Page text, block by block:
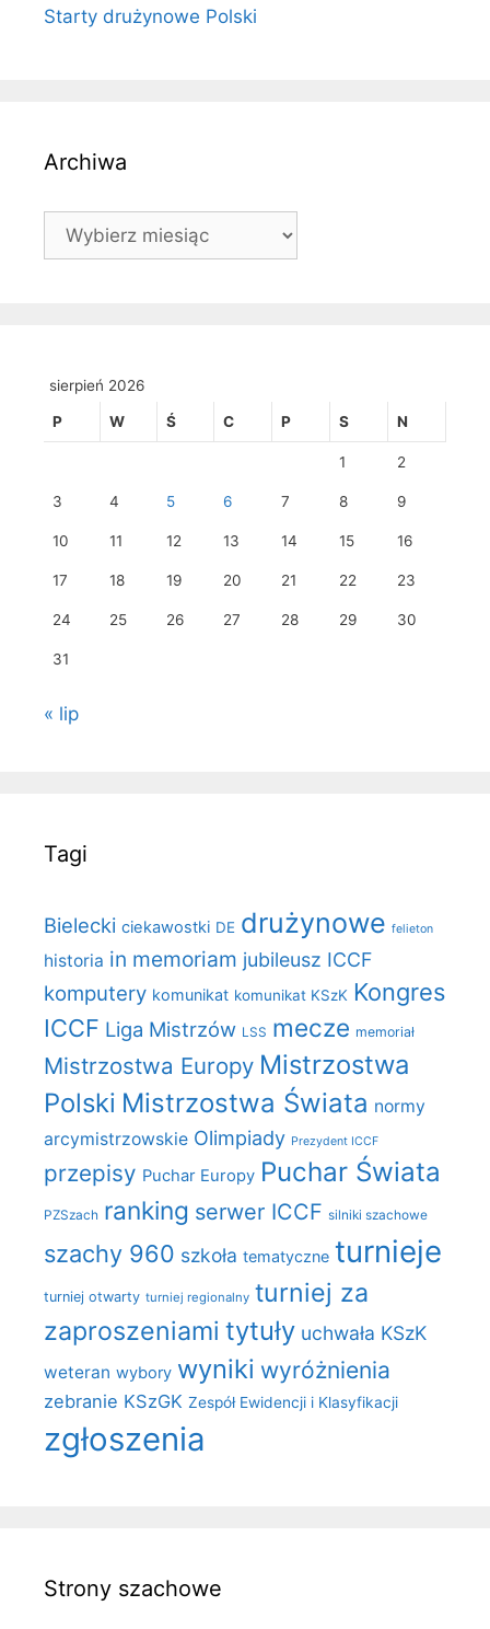
Starty drużynowe Polski
Archiwa
Archiwa
sierpień 2026
P W Ś C P S N
1 2
3 4 5 6 7 8 9
10 11 12 13 14 15 16
17 18 19 20 21 22 23
24 25 26 27 28 29 30
31
« lip
Tagi
Bielecki ciekawostki DE drużynowe felieton
historia in memoriam jubileusz ICCF
komputery komunikat komunikat KSzK Kongres
ICCF Liga Mistrzów LSS mecze memoriał
Mistrzostwa Europy Mistrzostwa
Polski Mistrzostwa Świata normy
arcymistrzowskie Olimpiady Prezydent ICCF
przepisy Puchar Europy Puchar Świata
PZSzach ranking serwer ICCF silniki szachowe
szachy 960 szkoła tematyczne turnieje
turniej otwarty turniej regionalny turniej za
zaproszeniami tytuły uchwała KSzK
weteran wybory wyniki wyróżnienia
zebranie KSzGK Zespół Ewidencji i Klasyfikacji
zgłoszenia
Strony szachowe